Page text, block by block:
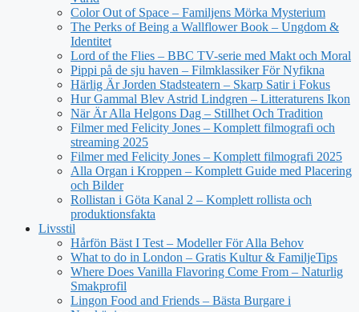
Color Out of Space – Familjens Mörka Mysterium
The Perks of Being a Wallflower Book – Ungdom &
Identitet
Lord of the Flies – BBC TV-serie med Makt och Moral
Pippi på de sju haven – Filmklassiker För Nyfikna
Härlig Är Jorden Stadsteatern – Skarp Satir i Fokus
Hur Gammal Blev Astrid Lindgren – Litteraturens Ikon
När Är Alla Helgons Dag – Stillhet Och Tradition
Filmer med Felicity Jones – Komplett filmografi och
streaming 2025
Filmer med Felicity Jones – Komplett filmografi 2025
Alla Organ i Kroppen – Komplett Guide med Placering
och Bilder
Rollistan i Göta Kanal 2 – Komplett rollista och
produktionsfakta
Livsstil
Hårfön Bäst I Test – Modeller För Alla Behov
What to do in London – Gratis Kultur & FamiljeTips
Where Does Vanilla Flavoring Come From – Naturlig
Smakprofil
Lingon Food and Friends – Bästa Burgare i